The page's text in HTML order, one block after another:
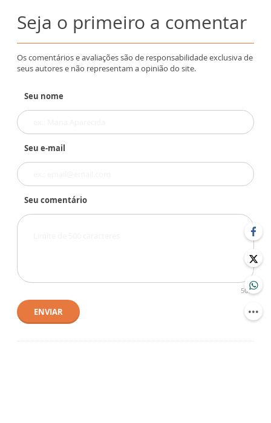
Seja o primeiro a comentar
Os comentários e avaliações são de responsabilidade exclusiva de
seus autores e não representam a opinião do site.
Seu nome
Seu e-mail
Seu comentário
500
ENVIAR